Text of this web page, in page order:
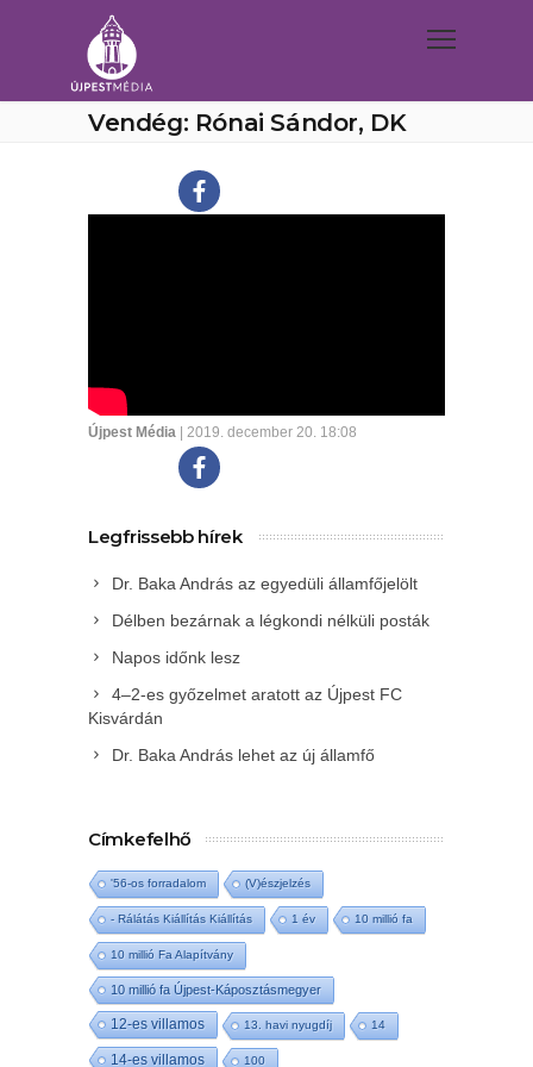
Vendég: Rónai Sándor, DK
Újpest Média | 2019. december 20. 18:08
Legfrissebb hírek
Dr. Baka András az egyedüli államfőjelölt
Délben bezárnak a légkondi nélküli posták
Napos időnk lesz
4–2-es győzelmet aratott az Újpest FC
Kisvárdán
Dr. Baka András lehet az új államfő
Címkefelhő
'56-os forradalom (V)észjelzés
- Rálátás Kiállítás Kiállítás 1 év 10 millió fa
10 millió Fa Alapítvány
10 millió fa Újpest-Káposztásmegyer
12-es villamos 13. havi nyugdíj 14
14-es villamos 100